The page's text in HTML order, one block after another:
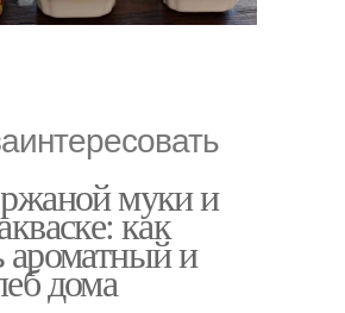
муки и
как
ароматный и
дома